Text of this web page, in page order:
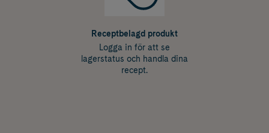
Receptbelagd produkt
Logga in för att se
lagerstatus och handla dina
recept.